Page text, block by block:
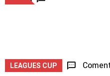
LEAGUES CUP